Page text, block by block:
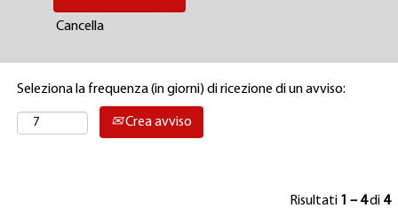
Cancella
Seleziona la frequenza (in giorni) di ricezione di un avviso:
Crea avviso
Risultati 1 – 4di 4